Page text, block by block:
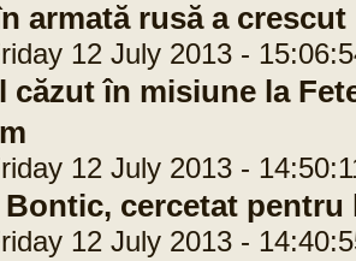
armată rusă a
12 July 2013 -
căzut în misiune la
12 July 2013 -
Bontic, cercetat
12 July 2013 -